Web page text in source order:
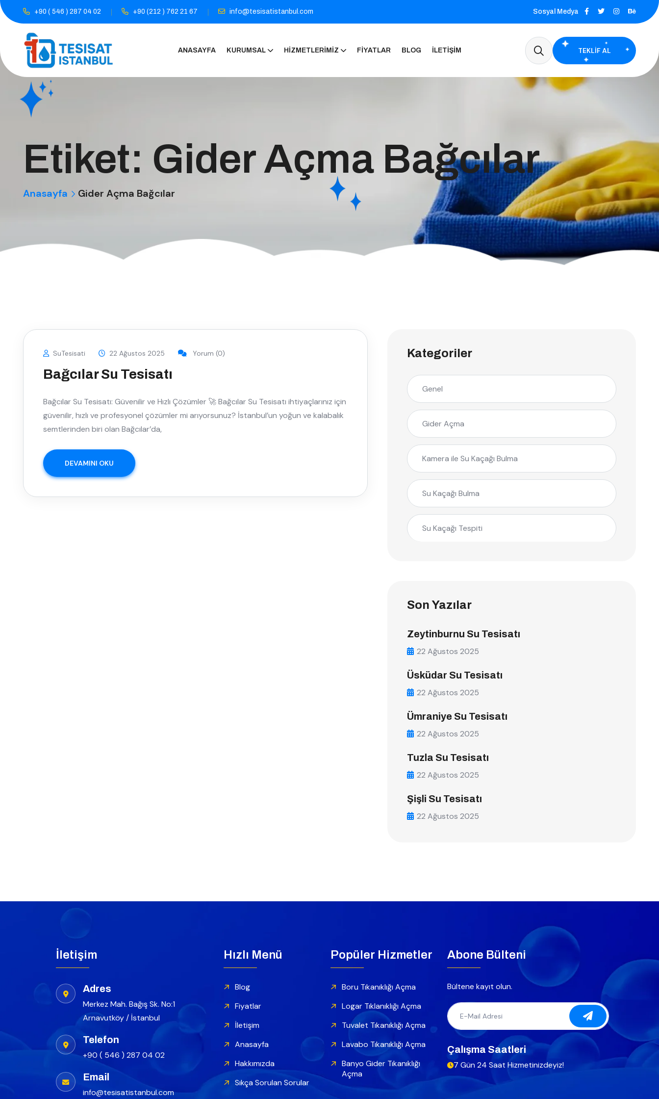
+90 ( 546 ) 287 04 02 +90 (212 ) 762 21 67 info@tesisatistanbul.com Sosyal Medya
ANASAYFA KURUMSAL HIZMETLERIMIZ FIYATLAR BLOG İLETIŞIM TEKLIF AL
Etiket: Gider Açma Bağcılar
Anasayfa Gider Açma Bağcılar
SuTesisati 22 Ağustos 2025 Yorum (0)
Bağcılar Su Tesisatı
Bağcılar Su Tesisatı: Güvenilir ve Hızlı Çözümler 🚀 Bağcılar Su Tesisatı ihtiyaçlarınız için
güvenilir, hızlı ve profesyonel çözümler mi arıyorsunuz? İstanbul’un yoğun ve kalabalık
semtlerinden biri olan Bağcılar’da,
DEVAMINI OKU
Kategoriler
Genel
Gider Açma
Kamera ile Su Kaçağı Bulma
Su Kaçağı Bulma
Su Kaçağı Tespiti
Son Yazılar
Zeytinburnu Su Tesisatı
22 Ağustos 2025
Üsküdar Su Tesisatı
22 Ağustos 2025
Ümraniye Su Tesisatı
22 Ağustos 2025
Tuzla Su Tesisatı
22 Ağustos 2025
Şişli Su Tesisatı
22 Ağustos 2025
İletişim
Adres
Merkez Mah. Bağış Sk. No:1
Arnavutköy / İstanbul
Telefon
+90 ( 546 ) 287 04 02
Email
info@tesisatistanbul.com
Hızlı Menü
Blog
Fiyatlar
İletişim
Anasayfa
Hakkımızda
Sıkça Sorulan Sorular
Popüler Hizmetler
Boru Tıkanıklığı Açma
Logar Tıklanıklığı Açma
Tuvalet Tıkanıklığı Açma
Lavabo Tıkanıklığı Açma
Banyo Gider Tıkanıklığı
Açma
Abone Bülteni
Bültene kayıt olun.
Çalışma Saatleri
7 Gün 24 Saat Hizmetinizdeyiz!